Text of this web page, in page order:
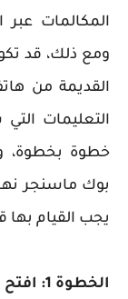
المكالمات عبر
ومع ذلك، قد
القديمة من
التعليمات
خطوة بخطوة،
بوك ماسنجر
يجب القيام
الخطوة 1: افتح تطبيق الماسنجر وانتقل إلى المحادثة